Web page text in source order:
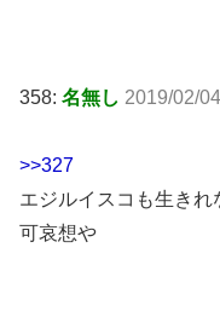
358: 名無し 2019/02/
>>327
エジルイスコも生きれ
可哀想や